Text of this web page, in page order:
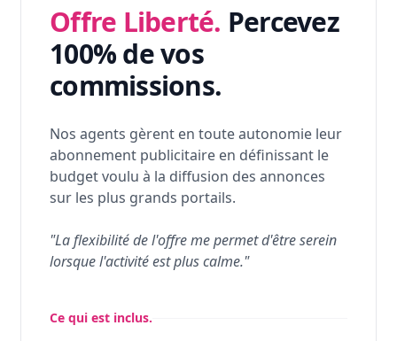
Offre Liberté. Percevez
100% de vos
commissions.
Nos agents gèrent en toute autonomie leur
abonnement publicitaire en définissant le
budget voulu à la diffusion des annonces
sur les plus grands portails.
"La flexibilité de l'offre me permet d'être serein
lorsque l'activité est plus calme."
Ce qui est inclus.